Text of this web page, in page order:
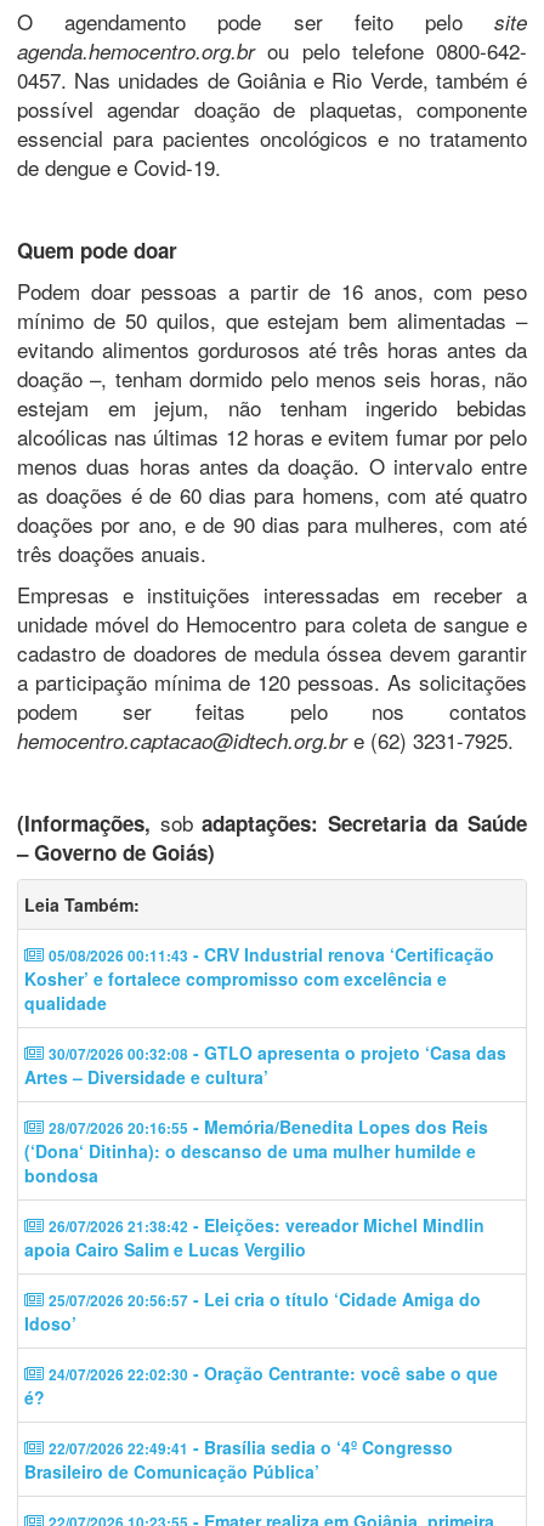
O agendamento pode ser feito pelo site
agenda.hemocentro.org.brou pelo telefone 0800-642-
0457. Nas unidades de Goiânia e Rio Verde, também é
possível agendar doação de plaquetas, componente
essencial para pacientes oncológicos e no tratamento
de dengue e Covid-19.
Quem pode doar
Podem doar pessoas a partir de 16 anos, com peso
mínimo de 50 quilos, que estejam bem alimentadas –
evitando alimentos gordurosos até três horas antes da
doação –, tenham dormido pelo menos seis horas, não
estejam em jejum, não tenham ingerido bebidas
alcoólicas nas últimas 12 horas e evitem fumar por pelo
menos duas horas antes da doação. O intervalo entre
as doações é de 60 dias para homens, com até quatro
doações por ano, e de 90 dias para mulheres, com até
três doações anuais.
Empresas e instituições interessadas em receber a
unidade móvel do Hemocentro para coleta de sangue e
cadastro de doadores de medula óssea devem garantir
a participação mínima de 120 pessoas. As solicitações
podem ser feitas pelo nos contatos
hemocentro.captacao@idtech.org.bre (62) 3231-7925.
(Informações, sobadaptações: Secretaria da Saúde
– Governo de Goiás)
Leia Também:
05/08/2026 00:11:43 - CRV Industrial renova ‘Certificação
Kosher’ e fortalece compromisso com excelência e
qualidade
30/07/2026 00:32:08 - GTLO apresenta o projeto ‘Casa das
Artes – Diversidade e cultura’
28/07/2026 20:16:55 - Memória/Benedita Lopes dos Reis
(‘Dona‘ Ditinha): o descanso de uma mulher humilde e
bondosa
26/07/2026 21:38:42 - Eleições: vereador Michel Mindlin
apoia Cairo Salim e Lucas Vergilio
25/07/2026 20:56:57 - Lei cria o título ‘Cidade Amiga do
Idoso’
24/07/2026 22:02:30 - Oração Centrante: você sabe o que
é?
22/07/2026 22:49:41 - Brasília sedia o ‘4º Congresso
Brasileiro de Comunicação Pública’